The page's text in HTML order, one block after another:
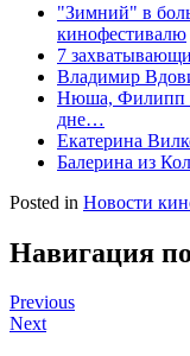
"Зимний" в
кинофестивалю
7
Владимир
Нюша, Филипп
дне…
Екатерина
Балерина из
Posted in Новости
Навигация
Previous
Next